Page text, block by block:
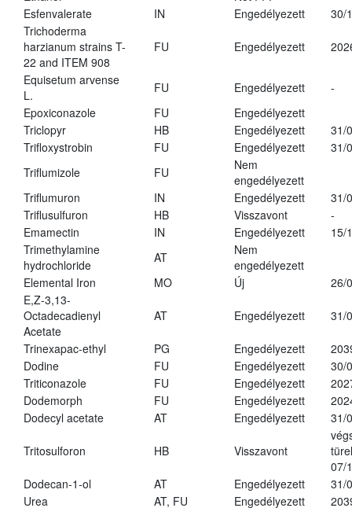
Esfenvalerate
IN Engedélyezett
30/
Trichoderma
harzianum strains T-
22 and ITEM 908
FU Engedélyezett
Equisetum arvense
L.
FU Engedélyezett
-
Epoxiconazole
FU
Engedélyezett
Triclopyr
HB Engedélyezett
31/
Trifloxystrobin
FU Engedélyezett
31/
Triflumizole
FU
Nem
engedélyezett
Triflumuron
IN Engedélyezett
31/
Triflusulfuron
HB Visszavont
-
Emamectin
IN Engedélyezett
15/
Trimethylamine
hydrochloride
AT
Nem
engedélyezett
Elemental Iron
MO Új
26/
E,Z-3,13-
Octadecadienyl
Acetate
AT Engedélyezett 31/
Trinexapac-ethyl PG Engedélyezett
Dodine
FU Engedélyezett
30/
Triticonazole
FU Engedélyezett
Dodemorph
FU Engedélyezett
Dodecyl acetate
AT Engedélyezett 31/
Tritosulforon HB Visszavont
07/
Dodecan-1-ol
AT Engedélyezett
31/
Urea
AT, FU Engedélyezett